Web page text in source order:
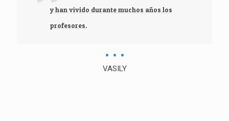
y han vivido durante muchos años los
profesores.
VASILY